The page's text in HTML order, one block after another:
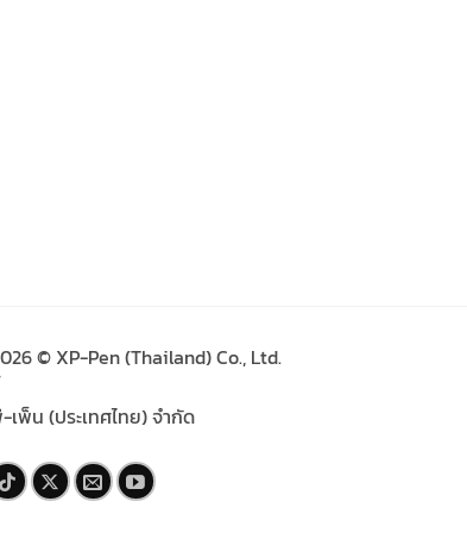
© XP-Pen (Thailand) Co., Ltd.
พ็น (ประเทศไทย) จำกัด